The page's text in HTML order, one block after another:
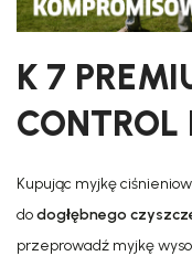
K 7
Kupując myjkę
dodogłębnego
przeprowadź myjkę